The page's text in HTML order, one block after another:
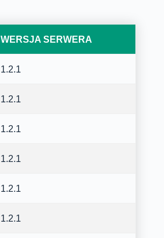
WERSJA SERWERA
1.2.1
1.2.1
1.2.1
1.2.1
1.2.1
1.2.1